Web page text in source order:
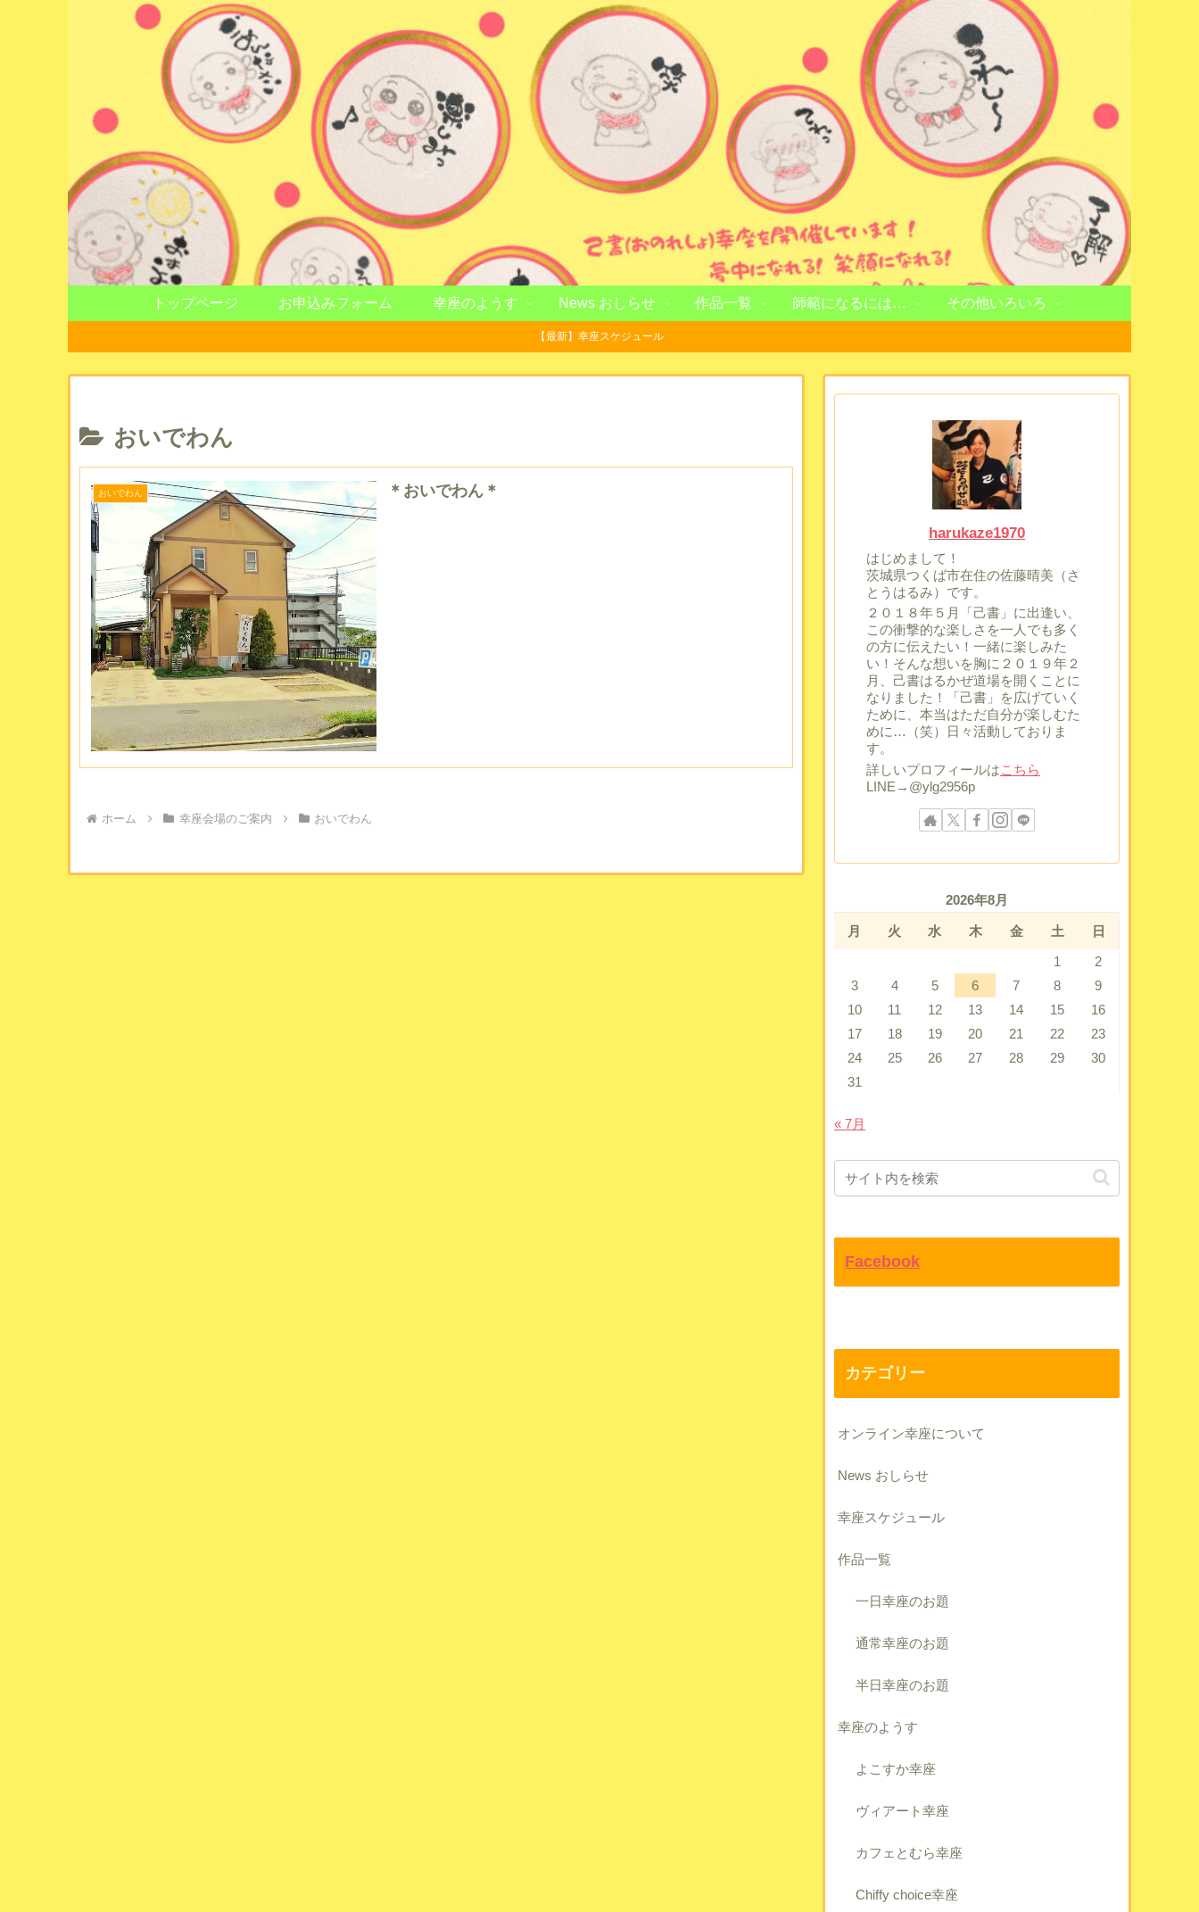
トップページ お申込みフォーム 幸座のようす News おしらせ 作品一覧 師範になるには… その他いろいろ
【最新】幸座スケジュール
おいでわん
おいでわん ＊おいでわん＊
ホーム 幸座会場のご案内 おいでわん
harukaze1970
はじめまして！
茨城県つくば市在住の佐藤晴美（さ
とうはるみ）です。
２０１８年５月「己書」に出逢い、
この衝撃的な楽しさを一人でも多く
の方に伝えたい！一緒に楽しみた
い！そんな想いを胸に２０１９年２
月、己書はるかぜ道場を開くことに
なりました！「己書」を広げていく
ために、本当はただ自分が楽しむた
めに…（笑）日々活動しておりま
す。
詳しいプロフィールはこちら
LINE→@ylg2956p
2026年8月
月 火 水 木 金 土
日
1
2
3
4 5 6 7 8
9
10
11 12 13 14 15
16
17
18 19 20 21 22
23
24
25 26 27 28 29
30
31
« 7月
Facebook
カテゴリー
オンライン幸座について
News おしらせ
幸座スケジュール
作品一覧
一日幸座のお題
通常幸座のお題
半日幸座のお題
幸座のようす
よこすか幸座
ヴィアート幸座
カフェとむら幸座
Chiffy choice幸座